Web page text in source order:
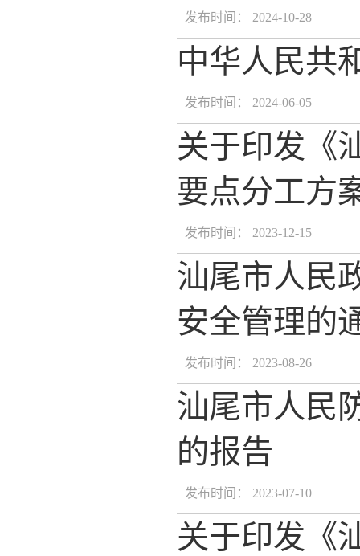
发布时间： 2024-10-28
中华人民共
发布时间： 2024-06-05
关于印发《
要点分工方
发布时间： 2023-12-15
汕尾市人民
安全管理的
发布时间： 2023-08-26
汕尾市人民
的报告
发布时间： 2023-07-10
关于印发《